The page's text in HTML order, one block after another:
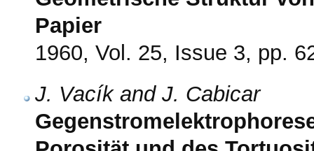
Papier
1960, Vol. 25, Issue 3, pp.
J. Vacík and J. Cabicar